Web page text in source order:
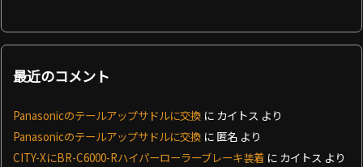
最近のコメント
Panasonicのテールアップサドルに交換 に カイトス より
Panasonicのテールアップサドルに交換 に 匿名 より
CITY-XにBR-C6000-Rハイパーローラーブレーキ装着 に カイトス より